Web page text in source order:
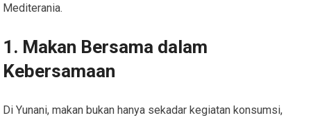
Mediterania.
1. Makan Bersama dalam
Kebersamaan
Di Yunani, makan bukan hanya sekadar kegiatan konsumsi,